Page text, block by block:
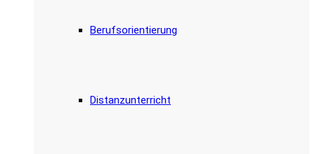
Berufsorientierung
Distanzunterricht